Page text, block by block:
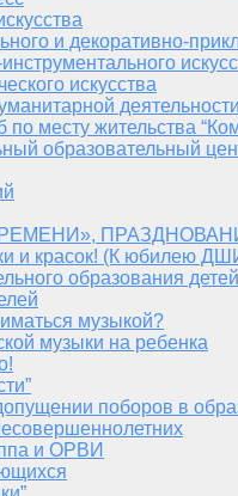
и декоративно-
искусства
деятельности
по месту жительства
образовательный
и красок! (К юбилею
образования
музыкой?
музыки на ребенка
поборов в
и ОРВИ